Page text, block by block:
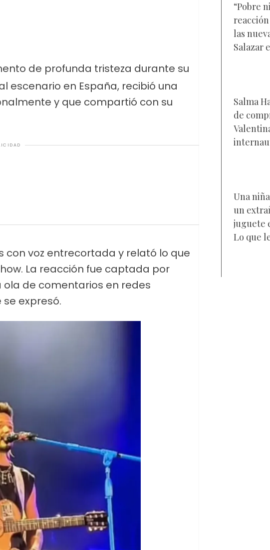
de profunda tristeza durante su
escenario en España, recibió una
y que compartió con su
con voz entrecortada y relató lo que
La reacción fue captada por
de comentarios en redes
expresó.
“Pobre
las
Salazar
Salma
de
Una
un
juguete
Lo que